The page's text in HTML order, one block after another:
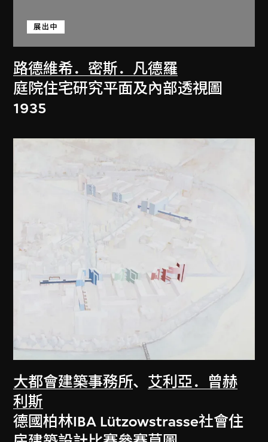
路德維希．密斯．凡德羅
展出中
庭院住宅研究平面及內部透視圖
1935
大都會建築事務所、 艾利亞．曾赫
利斯
德國柏林IBA Lützowstrasse社會住